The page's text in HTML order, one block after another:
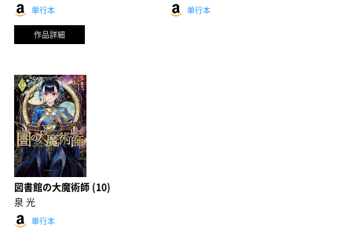
単行本
作品詳細
単行本
図書館の大魔術師 (10)
泉 光
単行本